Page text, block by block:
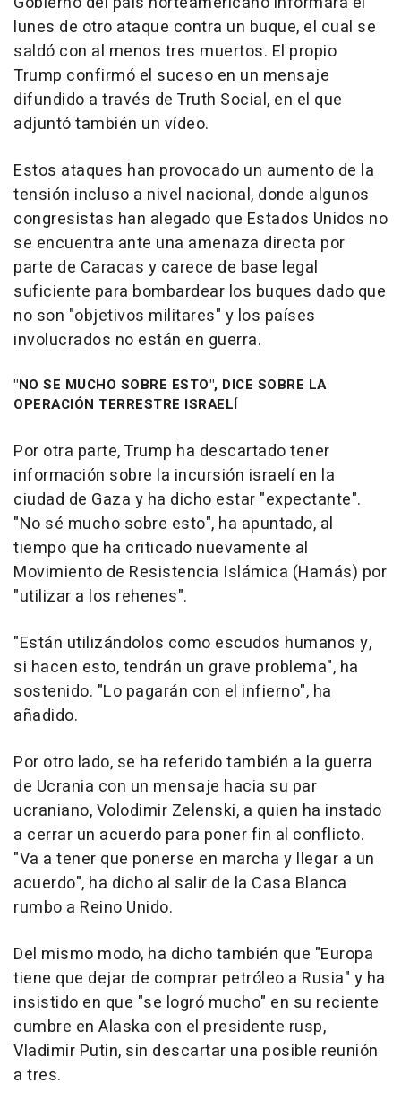
lunes de otro ataque contra un buque, el cual se
saldó con al menos tres muertos. El propio
Trump confirmó el suceso en un mensaje
difundido a través de Truth Social, en el que
adjuntó también un vídeo.
Estos ataques han provocado un aumento de la
tensión incluso a nivel nacional, donde algunos
congresistas han alegado que Estados Unidos no
se encuentra ante una amenaza directa por
parte de Caracas y carece de base legal
suficiente para bombardear los buques dado que
no son "objetivos militares" y los países
involucrados no están en guerra.
"NO SE MUCHO SOBRE ESTO", DICE SOBRE LA
OPERACIÓN TERRESTRE ISRAELÍ
Por otra parte, Trump ha descartado tener
información sobre la incursión israelí en la
ciudad de Gaza y ha dicho estar "expectante".
"No sé mucho sobre esto", ha apuntado, al
tiempo que ha criticado nuevamente al
Movimiento de Resistencia Islámica (Hamás) por
"utilizar a los rehenes".
"Están utilizándolos como escudos humanos y,
si hacen esto, tendrán un grave problema", ha
sostenido. "Lo pagarán con el infierno", ha
añadido.
Por otro lado, se ha referido también a la guerra
de Ucrania con un mensaje hacia su par
ucraniano, Volodimir Zelenski, a quien ha instado
a cerrar un acuerdo para poner fin al conflicto.
"Va a tener que ponerse en marcha y llegar a un
acuerdo", ha dicho al salir de la Casa Blanca
rumbo a Reino Unido.
Del mismo modo, ha dicho también que "Europa
tiene que dejar de comprar petróleo a Rusia" y ha
insistido en que "se logró mucho" en su reciente
cumbre en Alaska con el presidente rusp,
Vladimir Putin, sin descartar una posible reunión
a tres.